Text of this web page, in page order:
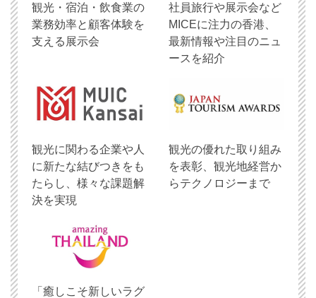
観光・宿泊・飲食業の
業務効率と顧客体験を
支える展示会
社員旅行や展示会など
MICEに注力の香港、
最新情報や注目のニュ
ースを紹介
観光に関わる企業や人
に新たな結びつきをも
たらし、様々な課題解
決を実現
観光の優れた取り組み
を表彰、観光地経営か
らテクノロジーまで
「癒しこそ新しいラグ